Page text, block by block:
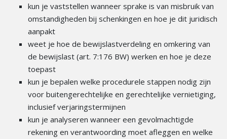
kun je vaststellen wanneer sprake is van misbruik van
omstandigheden bij schenkingen en hoe je dit juridisch
aanpakt
weet je hoe de bewijslastverdeling en omkering van
de bewijslast (art. 7:176 BW) werken en hoe je deze
toepast
kun je bepalen welke procedurele stappen nodig zijn
voor buitengerechtelijke en gerechtelijke vernietiging,
inclusief verjaringstermijnen
kun je analyseren wanneer een gevolmachtigde
rekening en verantwoording moet afleggen en welke